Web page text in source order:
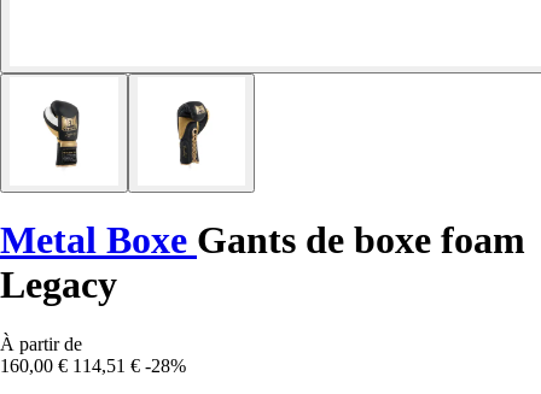
Metal Boxe Gants de boxe foam
Legacy
À partir de
160,00 € 114,51 € -28%